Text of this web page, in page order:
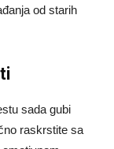
od starih
sada gubi
raskrstite sa